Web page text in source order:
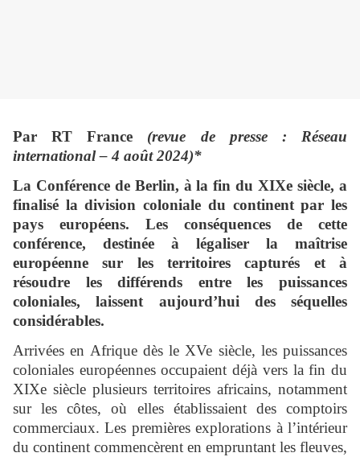
Par RT France (revue de presse : Réseau
international – 4 août 2024)*
La Conférence de Berlin, à la fin du XIXe siècle, a
finalisé la division coloniale du continent par les
pays européens. Les conséquences de cette
conférence, destinée à légaliser la maîtrise
européenne sur les territoires capturés et à
résoudre les différends entre les puissances
coloniales, laissent aujourd’hui des séquelles
considérables.
Arrivées en Afrique dès le XVe siècle, les puissances
coloniales européennes occupaient déjà vers la fin du
XIXe siècle plusieurs territoires africains, notamment
sur les côtes, où elles établissaient des comptoirs
commerciaux. Les premières explorations à l’intérieur
du continent commencèrent en empruntant les fleuves,